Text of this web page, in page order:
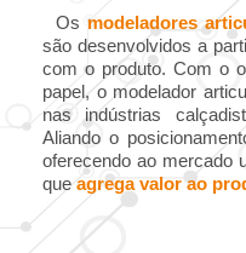
Os modeladores
são desenvolvidos a
com o produto. Com o
papel, o modelador
nas indústrias
Aliando o
oferecendo ao mercado
queagrega valor ao